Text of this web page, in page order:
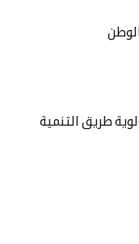
طريق التنمية